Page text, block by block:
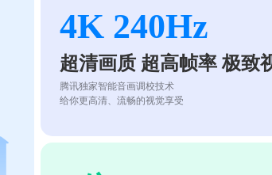
4K 240Hz
超清画质 超高帧率 极致
腾讯独家智能音画调校技术
给你更高清、流畅的视觉享受